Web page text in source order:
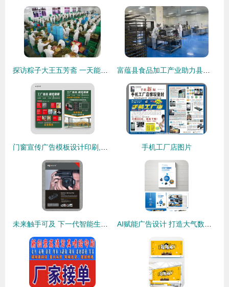
手机工厂店图片